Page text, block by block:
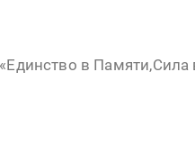
в Памяти,Сила